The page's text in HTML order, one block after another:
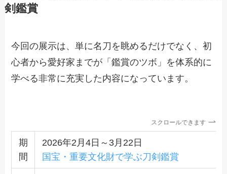
剣鑑賞
今回の展示は、単に名刀を眺めるだけでなく、初
心者から愛好家までが「鑑賞のツボ」を体系的に
学べる非常に充実した内容になっています。
スクロールできます
期
間
2026年2月4日～3月22日
国宝・重要文化財で学ぶ刀剣鑑賞